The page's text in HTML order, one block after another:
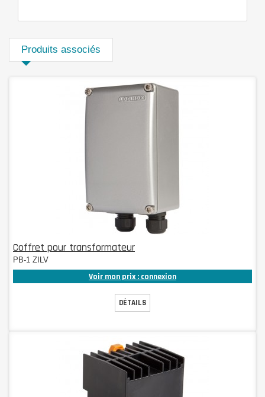
Produits associés
Coffret pour transformateur
PB-1 ZILV
Voir mon prix : connexion
DÉTAILS